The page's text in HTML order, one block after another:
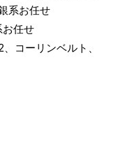
系お任せ
任せ
コーリンベルト、